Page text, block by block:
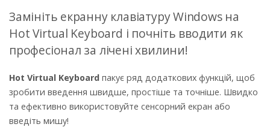
Замініть екранну клавіатуру Windows на
Hot Virtual Keyboard і почніть вводити як
професіонал за лічені хвилини!
Hot Virtual Keyboard пакує ряд додаткових функцій, щоб
зробити введення швидше, простіше та точніше. Швидко
та ефективно використовуйте сенсорний екран або
введіть мишу!